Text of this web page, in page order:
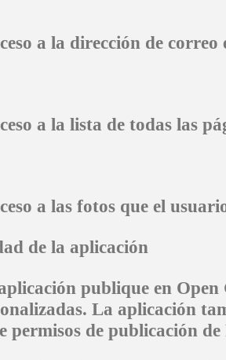
a la dirección de
a la lista de todas las
a las fotos que el
de la aplicación
publique en
La aplicación
permisos de publicación de